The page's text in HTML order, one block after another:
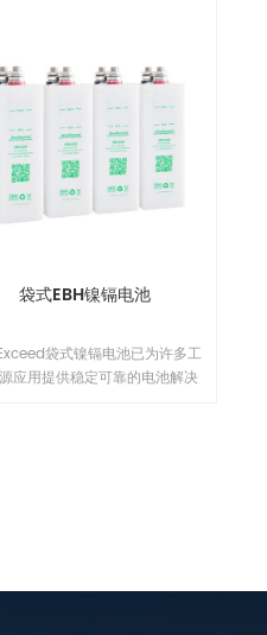
户得到更多合适的选择。组件组
有出众的电池技术和领先的制造
，改进的电池工艺与精选的封装
使得EverExceed组件拥有良好的
性；另外，组件采用了电流分档
，从而有效降低了因失配造成功
失，实现系统输出功率最大化。1
袋式EBH镍镉电池
袋式镍镉电池已为许多工
应用提供稳定可靠的电池解决